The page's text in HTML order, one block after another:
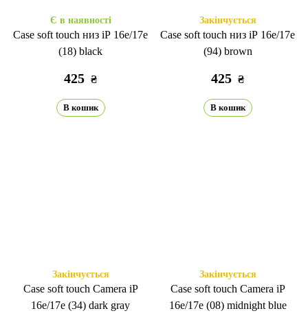
Є в наявності
Case soft touch низ iP 16e/17е
(18) black
425 ₴
В кошик
Закінчується
Case soft touch низ iP 16e/17е
(94) brown
425 ₴
В кошик
Закінчується
Case soft touch Camera iP
16e/17е (34) dark gray
Закінчується
Case soft touch Camera iP
16e/17е (08) midnight blue